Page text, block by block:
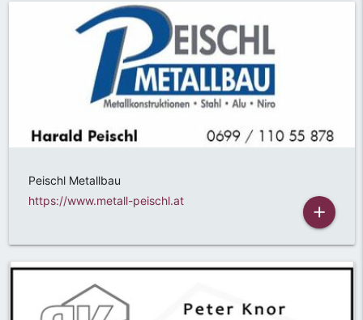
Peischl Metallbau
https://www.metall-peischl.at
add